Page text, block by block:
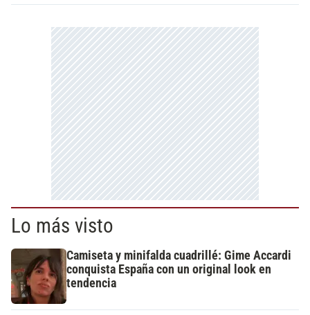
Lo más visto
Camiseta y minifalda cuadrillé: Gime Accardi
conquista España con un original look en
tendencia